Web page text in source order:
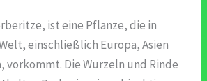
ist eine Pflanze, die in
einschließlich Europa, Asien
vorkommt. Die Wurzeln und Rinde